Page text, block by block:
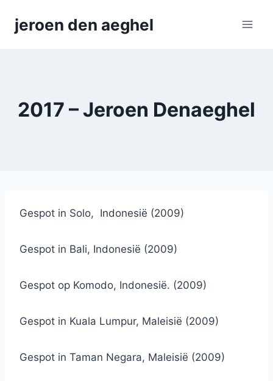
jeroen den aeghel
2017 – Jeroen Denaeghel
Gespot in Solo, Indonesië (2009)
Gespot in Bali, Indonesië (2009)
Gespot op Komodo, Indonesië. (2009)
Gespot in Kuala Lumpur, Maleisië (2009)
Gespot in Taman Negara, Maleisië (2009)